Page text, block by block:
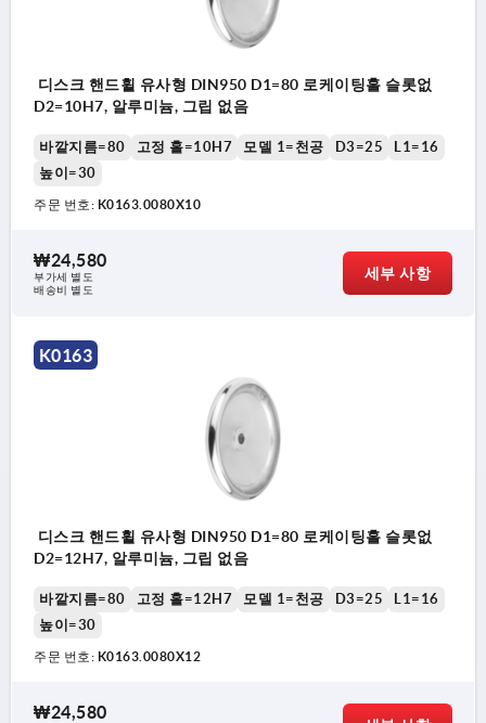
디스크 핸드휠 유사형 DIN950 D1=80 로케이팅홀 슬롯없
D2=10H7, 알루미늄, 그립 없음
바깥지름=80 고정 홀=10H7 모델 1=천공 D3=25
L1=16
높이=30
주문 번호: K0163.0080X10
₩24,580
부가세 별도
배송비 별도
세부 사항
K0163
디스크 핸드휠 유사형 DIN950 D1=80 로케이팅홀 슬롯없
D2=12H7, 알루미늄, 그립 없음
바깥지름=80 고정 홀=12H7 모델 1=천공 D3=25
L1=16
높이=30
주문 번호: K0163.0080X12
₩24,580